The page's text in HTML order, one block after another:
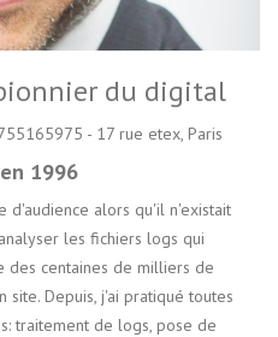
du digital
- 17 rue etex, Paris
1996
d'audience alors qu'il n'existait
les fichiers logs qui
des centaines de milliers de
Depuis, j'ai pratiqué toutes
traitement de logs, pose de